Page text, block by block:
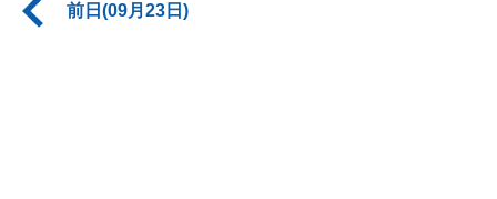
前日(09月23日)